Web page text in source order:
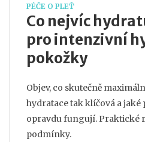
PÉČE O PLEŤ
Co nejvíc
pro intenzivní
pokožky
Objev, co skutečně
hydratace tak klíčová a
opravdu fungují. Praktické
podmínky.